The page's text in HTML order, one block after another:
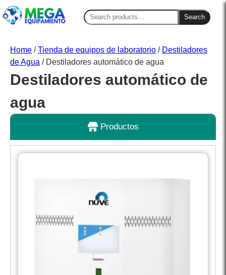
Search
for:
Search
Home /Tienda de equipos de laboratorio / Destiladores
de Agua / Destiladores automático de agua
Destiladores automático de
agua
Productos